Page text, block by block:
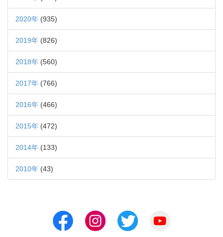
2020年 (935)
2019年 (826)
2018年 (560)
2017年 (766)
2016年 (466)
2015年 (472)
2014年 (133)
2010年 (43)